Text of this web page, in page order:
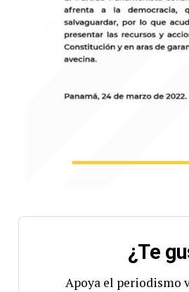
¿Te
Apoya el periodismo